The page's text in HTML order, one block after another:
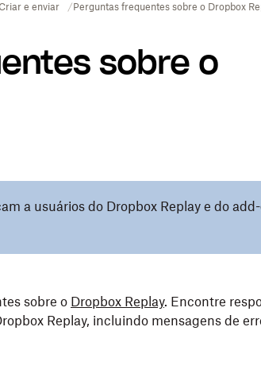
e enviar Perguntas frequentes sobre o Dropbox
sobre o
a usuários do Dropbox Replay e do
sobre o Dropbox Replay. Encontre
Replay, incluindo mensagens de